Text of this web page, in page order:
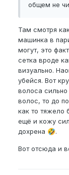
общем не
Там смотря
машинка в
могут, это
сетка вроде
визуально.
убейся. Вот
волоса сильно
волос, то до
как то тяжело
ещё и кожу
дохрена 🤣.
Вот отсюда и